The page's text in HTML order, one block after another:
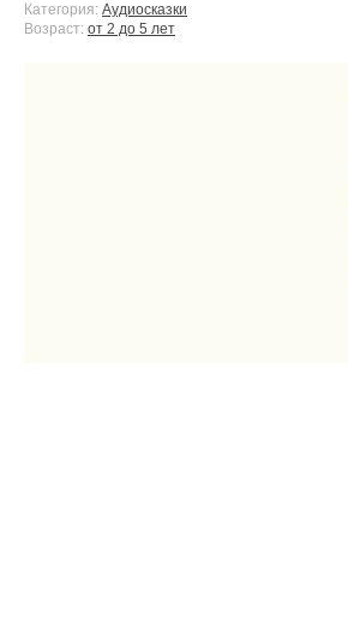
Категория: Аудиосказки
Возраст: от 2 до 5 лет